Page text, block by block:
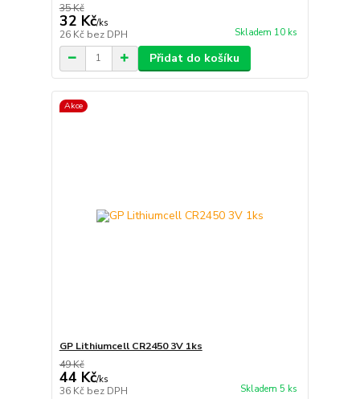
35 Kč
32 Kč/ks
26 Kč bez DPH Skladem 10 ks
Přidat do košíku
Akce
GP Lithiumcell CR2450 3V 1ks
49 Kč
44 Kč/ks
36 Kč bez DPH Skladem 5 ks